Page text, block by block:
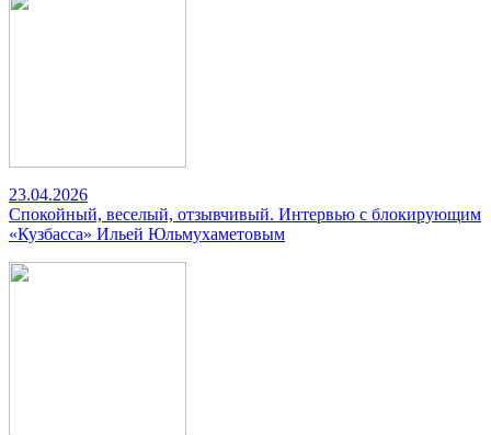
23.04.2026
Спокойный, веселый, отзывчивый. Интервью с блокирующим
«Кузбасса» Ильей Юльмухаметовым